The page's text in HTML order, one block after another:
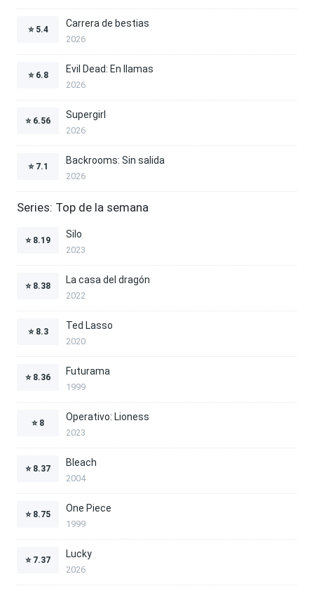
⭐ 5.4
Carrera de bestias
2026
⭐ 6.8
Evil Dead: En llamas
2026
⭐ 6.56
Supergirl
2026
⭐ 7.1
Backrooms: Sin salida
2026
Series: Top de la semana
⭐ 8.19
Silo
2023
⭐ 8.38
La casa del dragón
2022
⭐ 8.3
Ted Lasso
2020
⭐ 8.36
Futurama
1999
⭐ 8
Operativo: Lioness
2023
⭐ 8.37
Bleach
2004
⭐ 8.75
One Piece
1999
⭐ 7.37
Lucky
2026